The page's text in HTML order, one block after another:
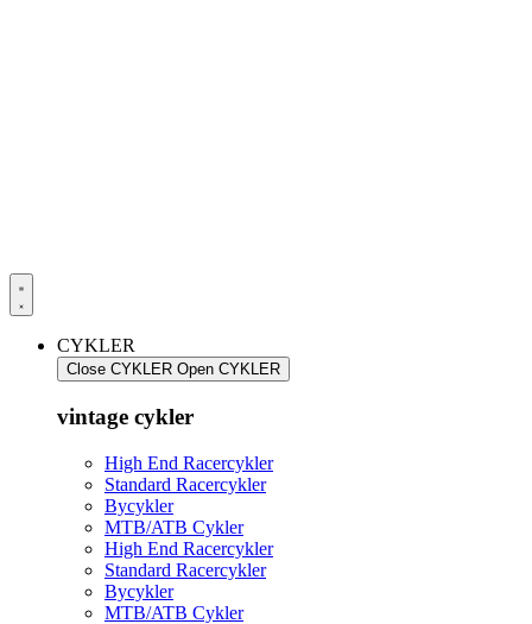
CYKLER
Close CYKLER Open CYKLER
vintage cykler
High End Racercykler
Standard Racercykler
Bycykler
MTB/ATB Cykler
High End Racercykler
Standard Racercykler
Bycykler
MTB/ATB Cykler